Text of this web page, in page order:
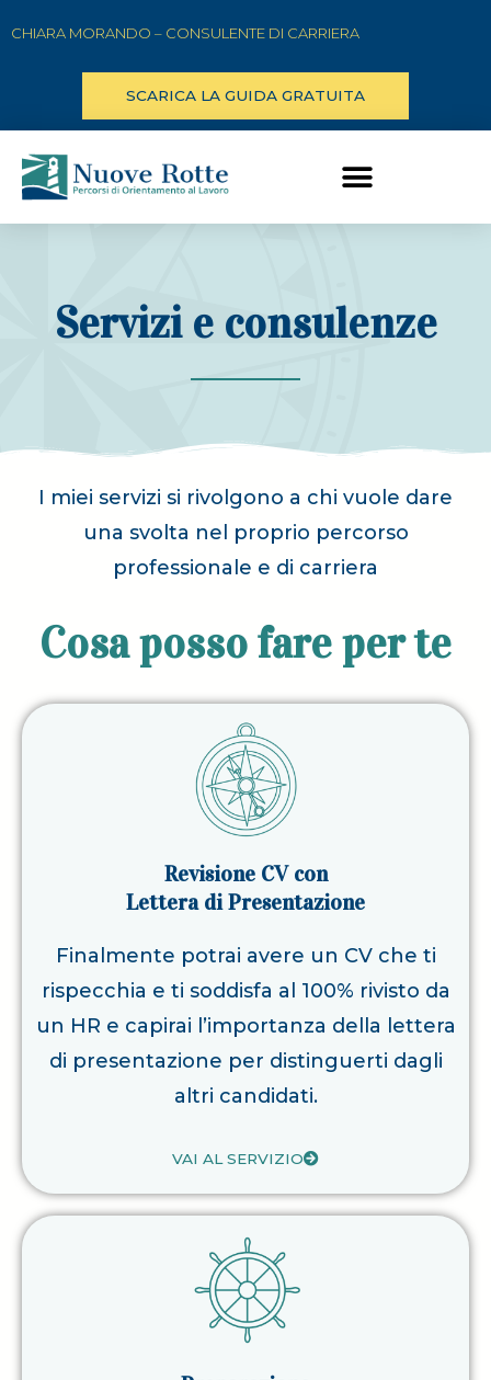
CHIARA MORANDO – CONSULENTE DI CARRIERA
SCARICA LA GUIDA GRATUITA
Menu
Servizi e consulenze
I miei servizi si rivolgono a chi vuole dare
una svolta nel proprio percorso
professionale e di carriera
Cosa posso fare per te
Revisione CV con
Lettera di Presentazione
Finalmente potrai avere un CV che ti
rispecchia e ti soddisfa al 100% rivisto da
un HR e capirai l’importanza della lettera
di presentazione per distinguerti dagli
altri candidati.
VAI AL SERVIZIO